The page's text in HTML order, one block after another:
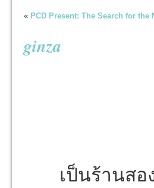
« PCD Present: The Search for the
ginza
เป็นร้านส